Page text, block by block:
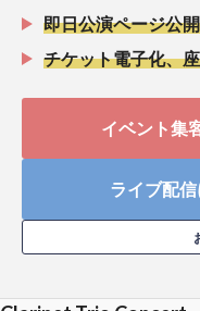
即日公演ページ公開
チケット電子化、
イベント集
ライブ配